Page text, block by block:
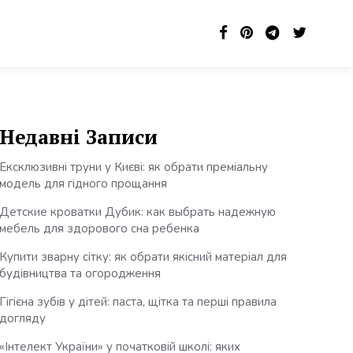
Недавні Записи
Ексклюзивні труни у Києві: як обрати преміальну
модель для гідного прощання
Детские кроватки Дубик: как выбрать надежную
мебель для здорового сна ребенка
Купити зварну сітку: як обрати якісний матеріал для
будівництва та огородження
Гігієна зубів у дітей: паста, щітка та перші правила
догляду
«Інтелект України» у початковій школі: яких